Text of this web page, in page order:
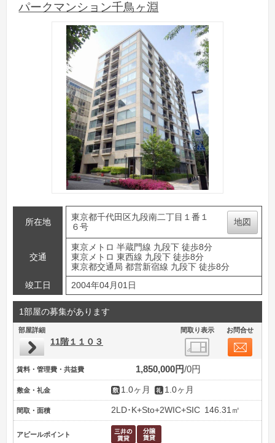
パークマンション千鳥ヶ淵
所在地
東京都千代田区九段南二丁目１番１
６号
地図
交通
東京メトロ 半蔵門線 九段下 徒歩8分
東京メトロ 東西線 九段下 徒歩8分
東京都交通局 都営新宿線 九段下 徒歩8分
竣工日
2004年04月01日
1部屋の募集があります
部屋詳細 間取り表示 お問合せ
11階１１０３
賃料・管理費・共益費 1,850,000円 0円
敷金・礼金 1.0ヶ月 1.0ヶ月
間取・面積 2LD･K+Sto+2WIC+SIC 146.31㎡
アピールポイント